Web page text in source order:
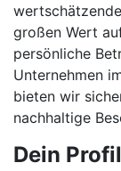
großen Wert
persönliche
Unternehmen
bieten wir
nachhaltige
Dein Profil